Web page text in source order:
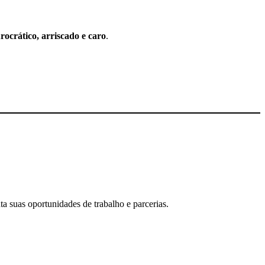
arriscado e caro.
suas oportunidades de trabalho e parcerias.